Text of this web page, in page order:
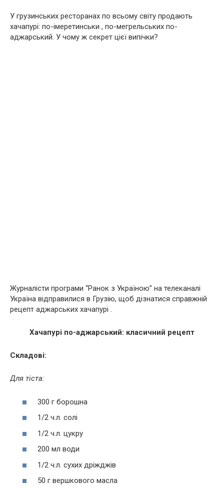
У грузинських ресторанах по всьому світу продають
хачапурі: по-імеретинськи , по-мегрельських по-
аджарський. У чому ж секрет цієї випічки?
Журналісти програми “Ранок з Україною” на телеканалі
Україна відправилися в Грузію, щоб дізнатися справжній
рецепт аджарських хачапурі .
Хачапурі по-аджарський: класичний рецепт
Складові:
Для тіста:
300 г борошна
1/2 ч.л. солі
1/2 ч.л. цукру
200 мл води
1/2 ч.л. сухих дріжджів
50 г вершкового масла